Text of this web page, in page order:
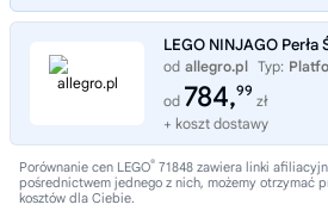
LEGO NINJAGO Perła
od allegro.pl Typ:
od 784,99
zł
+ koszt dostawy
Porównanie cen LEGO® 71848 zawiera linki
pośrednictwem jednego z nich, możemy otrzymać
kosztów dla Ciebie.